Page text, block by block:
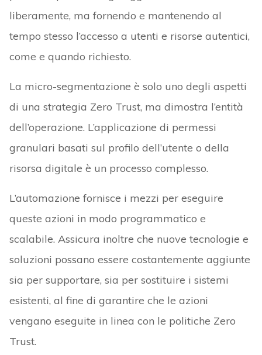
liberamente, ma fornendo e mantenendo al
tempo stesso l’accesso a utenti e risorse autentici,
come e quando richiesto.
La micro-segmentazione è solo uno degli aspetti
di una strategia Zero Trust, ma dimostra l’entità
dell’operazione. L’applicazione di permessi
granulari basati sul profilo dell’utente o della
risorsa digitale è un processo complesso.
L’automazione fornisce i mezzi per eseguire
queste azioni in modo programmatico e
scalabile. Assicura inoltre che nuove tecnologie e
soluzioni possano essere costantemente aggiunte
sia per supportare, sia per sostituire i sistemi
esistenti, al fine di garantire che le azioni
vengano eseguite in linea con le politiche Zero
Trust.